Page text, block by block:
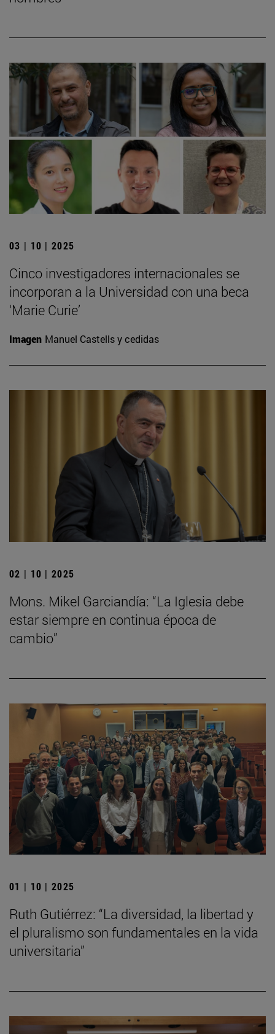
03 | 10 | 2025
Cinco investigadores internacionales se
incorporan a la Universidad con una beca
‘Marie Curie’
Imagen Manuel Castells y cedidas
02 | 10 | 2025
Mons. Mikel Garciandía: “La Iglesia debe
estar siempre en continua época de
cambio”
01 | 10 | 2025
Ruth Gutiérrez: “La diversidad, la libertad y
el pluralismo son fundamentales en la vida
universitaria”